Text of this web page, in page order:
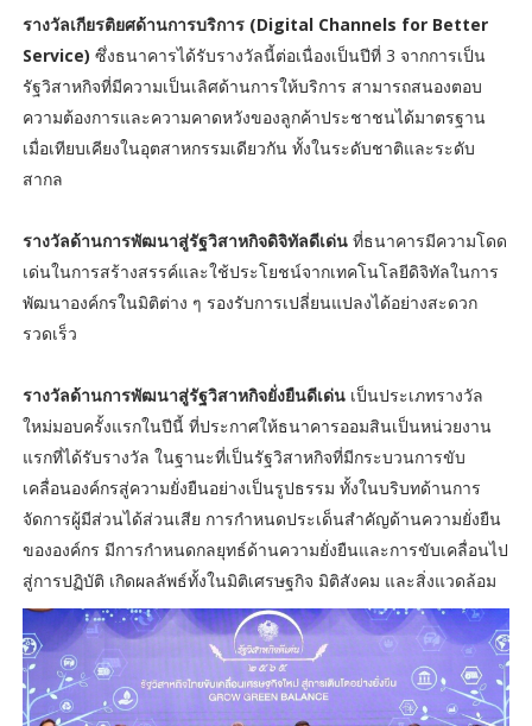
รางวัลเกียรติยศด้านการบริการ (Digital Channels for Better
Service) ซึ่งธนาคารได้รับรางวัลนี้ต่อเนื่องเป็นปีที่ 3 จากการเป็น
รัฐวิสาหกิจที่มีความเป็นเลิศด้านการให้บริการ สามารถสนองตอบ
ความต้องการและความคาดหวังของลูกค้าประชาชนได้มาตรฐาน
เมื่อเทียบเคียงในอุตสาหกรรมเดียวกัน ทั้งในระดับชาติและระดับ
สากล
รางวัลด้านการพัฒนาสู่รัฐวิสาหกิจดิจิทัลดีเด่นที่ธนาคารมีความโดด
เด่นในการสร้างสรรค์และใช้ประโยชน์จากเทคโนโลยีดิจิทัลในการ
พัฒนาองค์กรในมิติต่าง ๆ รองรับการเปลี่ยนแปลงได้อย่างสะดวก
รวดเร็ว
รางวัลด้านการพัฒนาสู่รัฐวิสาหกิจยั่งยืนดีเด่นเป็นประเภทรางวัล
ใหม่มอบครั้งแรกในปีนี้ ที่ประกาศให้ธนาคารออมสินเป็นหน่วยงาน
แรกที่ได้รับรางวัล ในฐานะที่เป็นรัฐวิสาหกิจที่มีกระบวนการขับ
เคลื่อนองค์กรสู่ความยั่งยืนอย่างเป็นรูปธรรม ทั้งในบริบทด้านการ
จัดการผู้มีส่วนได้ส่วนเสีย การกำหนดประเด็นสำคัญด้านความยั่งยืน
ขององค์กร มีการกำหนดกลยุทธ์ด้านความยั่งยืนและการขับเคลื่อนไป
สู่การปฏิบัติ เกิดผลลัพธ์ทั้งในมิติเศรษฐกิจ มิติสังคม และสิ่งแวดล้อม